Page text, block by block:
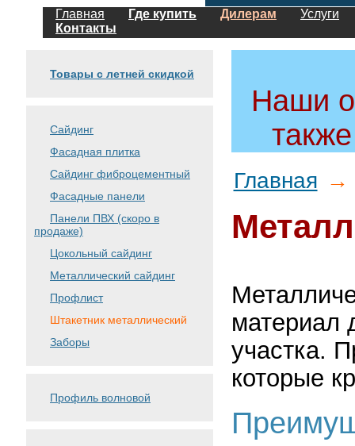
Главная Где купить Дилерам
Услуги
Контакты
Товары с летней скидкой
Сайдинг
Фасадная плитка
Сайдинг фиброцементный
Фасадные панели
Панели ПВХ (скоро в
продаже)
Цокольный сайдинг
Металлический сайдинг
Профлист
Штакетник металлический
Заборы
Профиль волновой
Наши
Главная →
материал
участка.
которые